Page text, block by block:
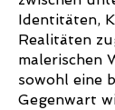
Identitäten,
Realitäten
malerischen
sowohl eine
Gegenwart